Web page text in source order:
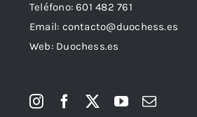
Teléfono:601 482 761
Email: contacto@duochess.es
Web: Duochess.es